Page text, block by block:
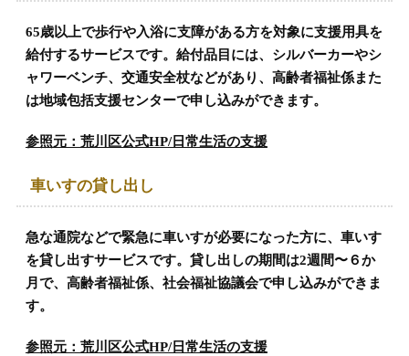
65歳以上で歩行や入浴に支障がある方を対象に支援用具を
給付するサービスです。給付品目には、シルバーカーやシ
ャワーベンチ、交通安全杖などがあり、高齢者福祉係また
は地域包括支援センターで申し込みができます。
参照元：荒川区公式HP/日常生活の支援
車いすの貸し出し
急な通院などで緊急に車いすが必要になった方に、車いす
を貸し出すサービスです。貸し出しの期間は2週間〜６か
月で、高齢者福祉係、社会福祉協議会で申し込みができま
す。
参照元：荒川区公式HP/日常生活の支援